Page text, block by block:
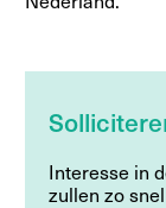
Interesse in
zullen zo